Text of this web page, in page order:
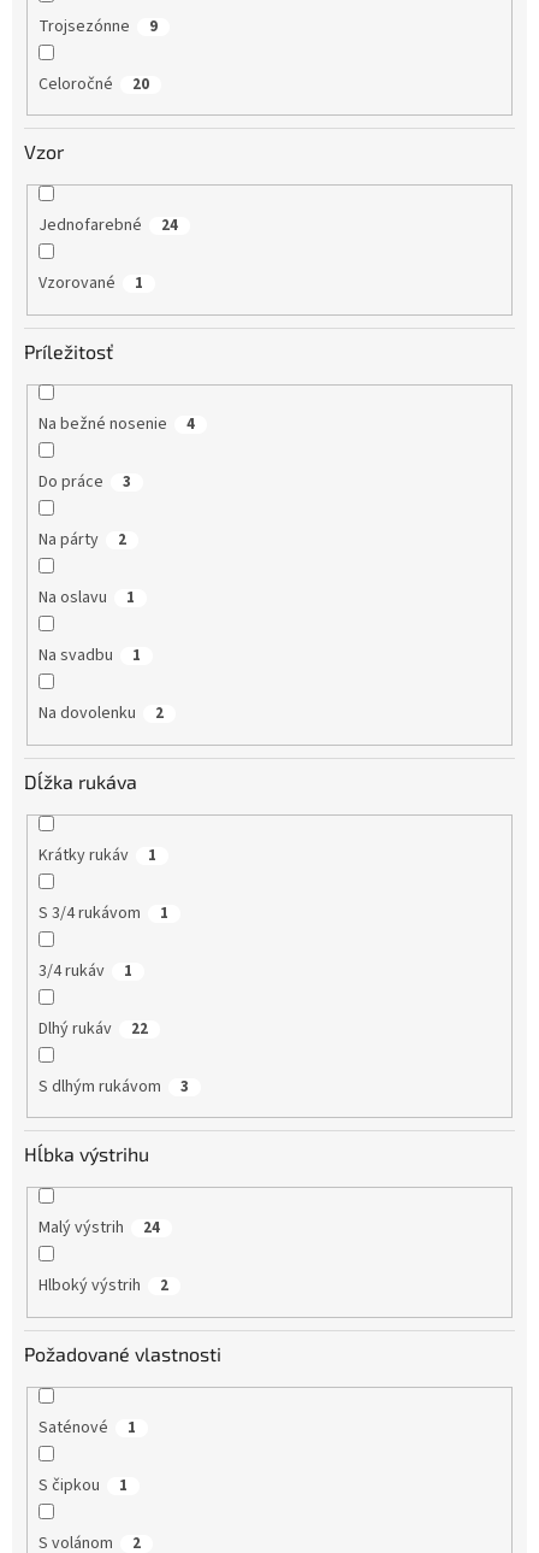
Trojsezónne 9
Celoročné 20
Vzor
Jednofarebné 24
Vzorované 1
Príležitosť
Na bežné nosenie 4
Do práce 3
Na párty 2
Na oslavu 1
Na svadbu 1
Na dovolenku 2
Dĺžka rukáva
Krátky rukáv 1
S 3/4 rukávom 1
3/4 rukáv 1
Dlhý rukáv 22
S dlhým rukávom 3
Hĺbka výstrihu
Malý výstrih 24
Hlboký výstrih 2
Požadované vlastnosti
Saténové 1
S čipkou 1
S volánom 2